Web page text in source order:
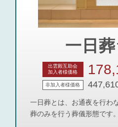
一日葬
出雲殿互助会
加入者様価格
非加入者様価格
一日葬とは、お通夜を行わ
葬のみを行う葬儀形態です。